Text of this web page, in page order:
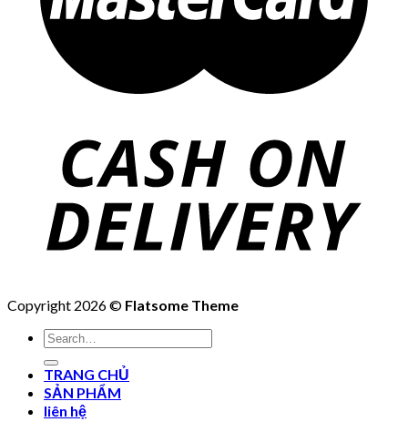
Copyright 2026 © Flatsome Theme
Search
for:
TRANG CHỦ
SẢN PHẨM
liên hệ